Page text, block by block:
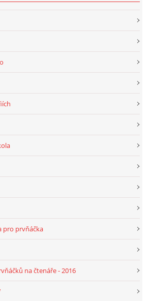
pro prvňáčka
na čtenáře - 2016